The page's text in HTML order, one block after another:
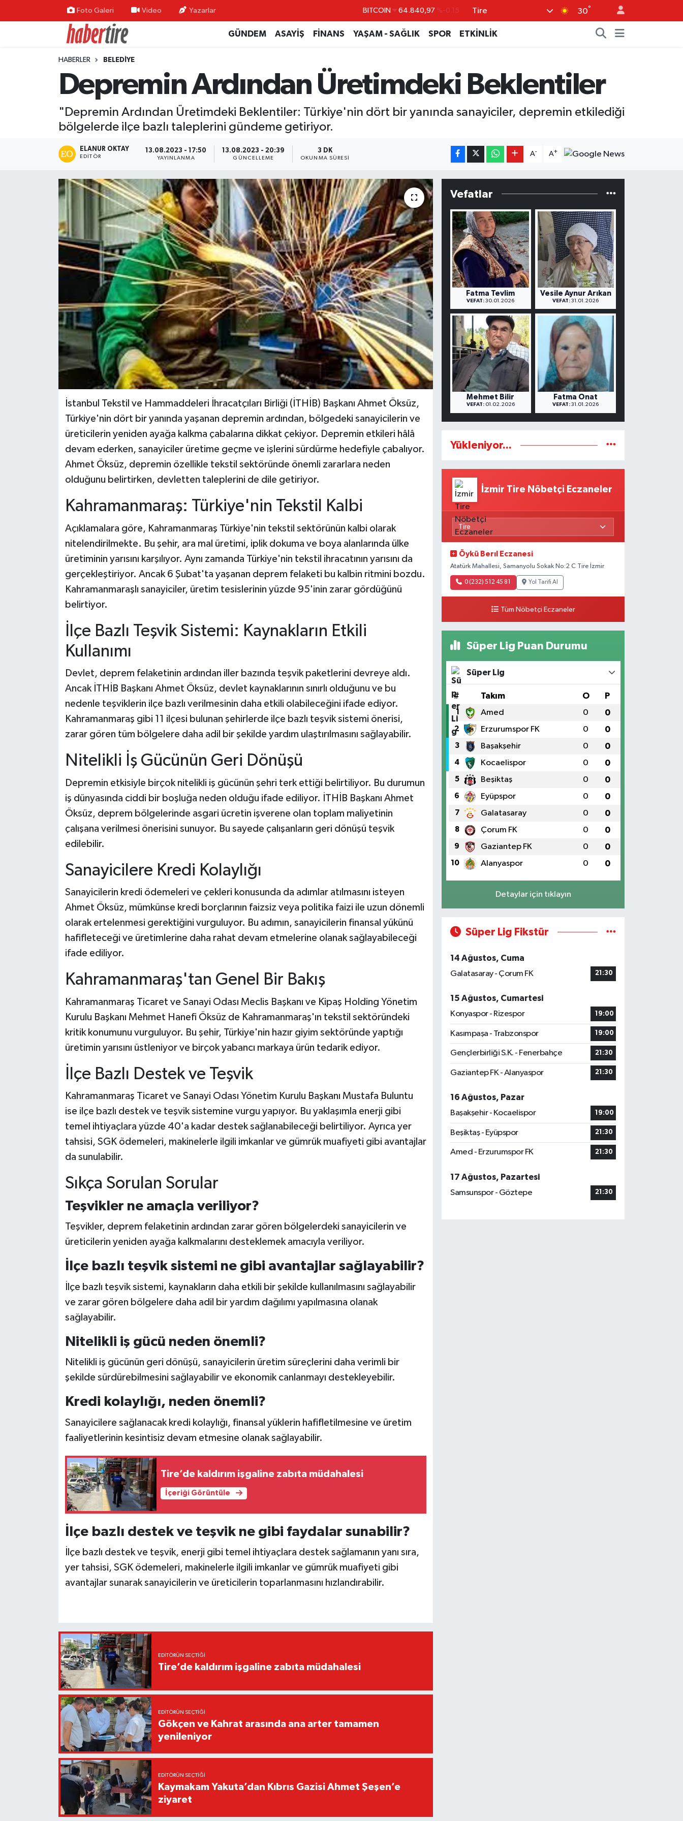
Foto Galeri Video Yazarlar DOLAR 47,7436 %0.18
EURO 55,2510 %0.32
BİST100 13.779 %-14
Tire 30°
GÜNDEM ASAYİŞ FİNANS YAŞAM - SAĞLIK SPOR ETKİNLİK
HABERLER BELEDİYE
Depremin Ardından Üretimdeki Beklentiler
"Depremin Ardından Üretimdeki Beklentiler: Türkiye'nin dört bir yanında sanayiciler, depremin etkilediği
bölgelerde ilçe bazlı taleplerini gündeme getiriyor.
ELANUR OKTAY
EDITÖR
13.08.2023 - 17:50
YAYINLANMA
13.08.2023 - 20:39
GÜNCELLEME
3 DK
OKUNMA SÜRESI
A- A+
İstanbul Tekstil ve Hammaddeleri İhracatçıları Birliği (İTHİB) Başkanı Ahmet Öksüz,
Türkiye'nin dört bir yanında yaşanan depremin ardından, bölgedeki sanayicilerin ve
üreticilerin yeniden ayağa kalkma çabalarına dikkat çekiyor. Depremin etkileri hâlâ
devam ederken, sanayiciler üretime geçme ve işlerini sürdürme hedefiyle çabalıyor.
Ahmet Öksüz, depremin özellikle tekstil sektöründe önemli zararlara neden
olduğunu belirtirken, devletten taleplerini de dile getiriyor.
Kahramanmaraş: Türkiye'nin Tekstil Kalbi
Açıklamalara göre, Kahramanmaraş Türkiye'nin tekstil sektörünün kalbi olarak
nitelendirilmekte. Bu şehir, ara mal üretimi, iplik dokuma ve boya alanlarında ülke
üretiminin yarısını karşılıyor. Aynı zamanda Türkiye'nin tekstil ihracatının yarısını da
gerçekleştiriyor. Ancak 6 Şubat'ta yaşanan deprem felaketi bu kalbin ritmini bozdu.
Kahramanmaraşlı sanayiciler, üretim tesislerinin yüzde 95'inin zarar gördüğünü
belirtiyor.
İlçe Bazlı Teşvik Sistemi: Kaynakların Etkili
Kullanımı
Devlet, deprem felaketinin ardından iller bazında teşvik paketlerini devreye aldı.
Ancak İTHİB Başkanı Ahmet Öksüz, devlet kaynaklarının sınırlı olduğunu ve bu
nedenle teşviklerin ilçe bazlı verilmesinin daha etkili olabileceğini ifade ediyor.
Kahramanmaraş gibi 11 ilçesi bulunan şehirlerde ilçe bazlı teşvik sistemi önerisi,
zarar gören tüm bölgelere daha adil bir şekilde yardım ulaştırılmasını sağlayabilir.
Nitelikli İş Gücünün Geri Dönüşü
Depremin etkisiyle birçok nitelikli iş gücünün şehri terk ettiği belirtiliyor. Bu durumun
iş dünyasında ciddi bir boşluğa neden olduğu ifade ediliyor. İTHİB Başkanı Ahmet
Öksüz, deprem bölgelerinde asgari ücretin işverene olan toplam maliyetinin
çalışana verilmesi önerisini sunuyor. Bu sayede çalışanların geri dönüşü teşvik
edilebilir.
Sanayicilere Kredi Kolaylığı
Sanayicilerin kredi ödemeleri ve çekleri konusunda da adımlar atılmasını isteyen
Ahmet Öksüz, mümkünse kredi borçlarının faizsiz veya politika faizi ile uzun dönemli
olarak ertelenmesi gerektiğini vurguluyor. Bu adımın, sanayicilerin finansal yükünü
hafifleteceği ve üretimlerine daha rahat devam etmelerine olanak sağlayabileceği
ifade ediliyor.
Kahramanmaraş'tan Genel Bir Bakış
Kahramanmaraş Ticaret ve Sanayi Odası Meclis Başkanı ve Kipaş Holding Yönetim
Kurulu Başkanı Mehmet Hanefi Öksüz de Kahramanmaraş'ın tekstil sektöründeki
kritik konumunu vurguluyor. Bu şehir, Türkiye'nin hazır giyim sektöründe yaptığı
üretimin yarısını üstleniyor ve birçok yabancı markaya ürün tedarik ediyor.
İlçe Bazlı Destek ve Teşvik
Kahramanmaraş Ticaret ve Sanayi Odası Yönetim Kurulu Başkanı Mustafa Buluntu
ise ilçe bazlı destek ve teşvik sistemine vurgu yapıyor. Bu yaklaşımla enerji gibi
temel ihtiyaçlara yüzde 40'a kadar destek sağlanabileceği belirtiliyor. Ayrıca yer
tahsisi, SGK ödemeleri, makinelerle ilgili imkanlar ve gümrük muafiyeti gibi avantajlar
da sunulabilir.
Sıkça Sorulan Sorular
Teşvikler ne amaçla veriliyor?
Teşvikler, deprem felaketinin ardından zarar gören bölgelerdeki sanayicilerin ve
üreticilerin yeniden ayağa kalkmalarını desteklemek amacıyla veriliyor.
İlçe bazlı teşvik sistemi ne gibi avantajlar sağlayabilir?
İlçe bazlı teşvik sistemi, kaynakların daha etkili bir şekilde kullanılmasını sağlayabilir
ve zarar gören bölgelere daha adil bir yardım dağılımı yapılmasına olanak
sağlayabilir.
Nitelikli iş gücü neden önemli?
Nitelikli iş gücünün geri dönüşü, sanayicilerin üretim süreçlerini daha verimli bir
şekilde sürdürebilmesini sağlayabilir ve ekonomik canlanmayı destekleyebilir.
Kredi kolaylığı, neden önemli?
Sanayicilere sağlanacak kredi kolaylığı, finansal yüklerin hafifletilmesine ve üretim
faaliyetlerinin kesintisiz devam etmesine olanak sağlayabilir.
Tire’de kaldırım işgaline zabıta müdahalesi
İçeriği Görüntüle
İlçe bazlı destek ve teşvik ne gibi faydalar sunabilir?
İlçe bazlı destek ve teşvik, enerji gibi temel ihtiyaçlara destek sağlamanın yanı sıra,
yer tahsisi, SGK ödemeleri, makinelerle ilgili imkanlar ve gümrük muafiyeti gibi
avantajlar sunarak sanayicilerin ve üreticilerin toparlanmasını hızlandırabilir.
EDITÖRÜN SEÇTIĞI
Tire’de kaldırım işgaline zabıta müdahalesi
EDITÖRÜN SEÇTIĞI
Gökçen ve Kahrat arasında ana arter tamamen
yenileniyor
EDITÖRÜN SEÇTIĞI
Kaymakam Yakuta’dan Kıbrıs Gazisi Ahmet Şeşen’e
ziyaret
Vefatlar
Fatma Tevlim
VEFAT: 30.01.2026
Vesile Aynur Arıkan
VEFAT: 31.01.2026
Mehmet Bilir
VEFAT:01.02.2026
Fatma Onat
VEFAT: 31.01.2026
Yükleniyor...
İzmir Tire Nöbetçi Eczaneler
Öykü Berıl Eczanesi
Atatürk Mahallesi, Samanyolu Sokak No:2 C Tire İzmir
0 (232) 512 45 81 Yol Tarifi Al
Tüm Nöbetçi Eczaneler
Süper Lig Puan Durumu
Süper Lig
# Takım O P
1 Amed 0 0
2 Erzurumspor FK 0 0
3 Başakşehir 0 0
4 Kocaelispor 0 0
5 Beşiktaş 0 0
6 Eyüpspor 0 0
7 Galatasaray 0 0
8 Çorum FK 0 0
9 Gaziantep FK 0 0
10 Alanyaspor 0 0
Detaylar için tıklayın
Süper Lig Fikstür
14 Ağustos, Cuma
Galatasaray - Çorum FK
21:30
15 Ağustos, Cumartesi
Konyaspor - Rizespor
19:00
Kasımpaşa - Trabzonspor 19:00
Gençlerbirliği S.K. - Fenerbahçe 21:30
Gaziantep FK - Alanyaspor 21:30
16 Ağustos, Pazar
Başakşehir - Kocaelispor
19:00
Beşiktaş - Eyüpspor 21:30
Amed - Erzurumspor FK 21:30
17 Ağustos, Pazartesi
Samsunspor - Göztepe
21:30
Tire Nöbetçi Eczaneler
Tire Hava Durumu
Tire Trafik Yoğunluk Haritası
Süper Lig Puan Durumu ve Fikstür
Haber Arşivi